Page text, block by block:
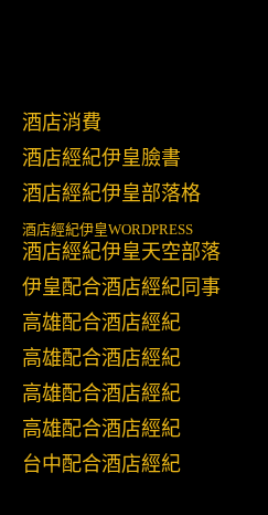
酒店消費
酒店經紀伊皇臉書
酒店經紀伊皇部落格
酒店經紀伊皇WORDPRESS
酒店經紀伊皇天空部落
伊皇配合酒店經紀同事
高雄配合酒店經紀
高雄配合酒店經紀
高雄配合酒店經紀
高雄配合酒店經紀
台中配合酒店經紀